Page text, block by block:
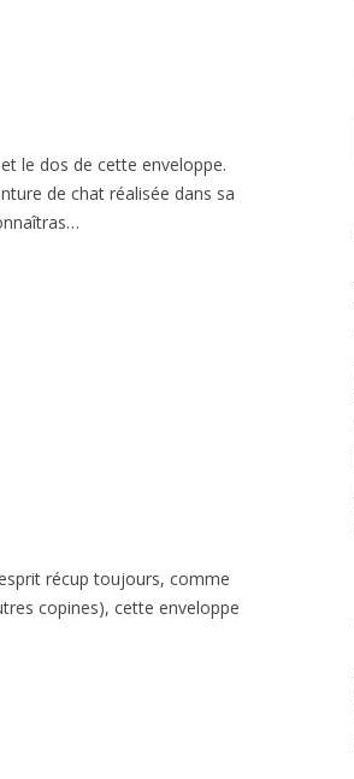
le dos de cette enveloppe.
de chat réalisée dans sa
récup toujours, comme
copines), cette enveloppe